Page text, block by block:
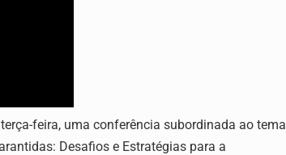
feira, uma conferência subordinada ao tema
Desafios e Estratégias para a